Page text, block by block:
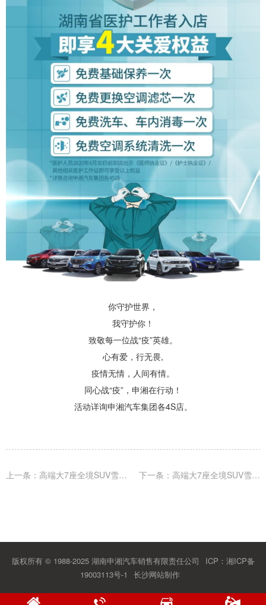
你守护世界，
我守护你！
致敬每一位战“疫”英雄。
心有爱，行无畏,
疫情无情，人间有情。
同心战“疫”，申湘在行动！
活动详询申湘汽车集团各4S店。
上一条：高端大7座全境SUV雪佛兰开拓者动力和底盘系统详解
下一条：高端大7座全境SUV雪佛
版权所有 © 1988-2025 湖南申湘汽车销售有限责任公司 ICP： 湘ICP备
19003113号-1
长沙网站制作